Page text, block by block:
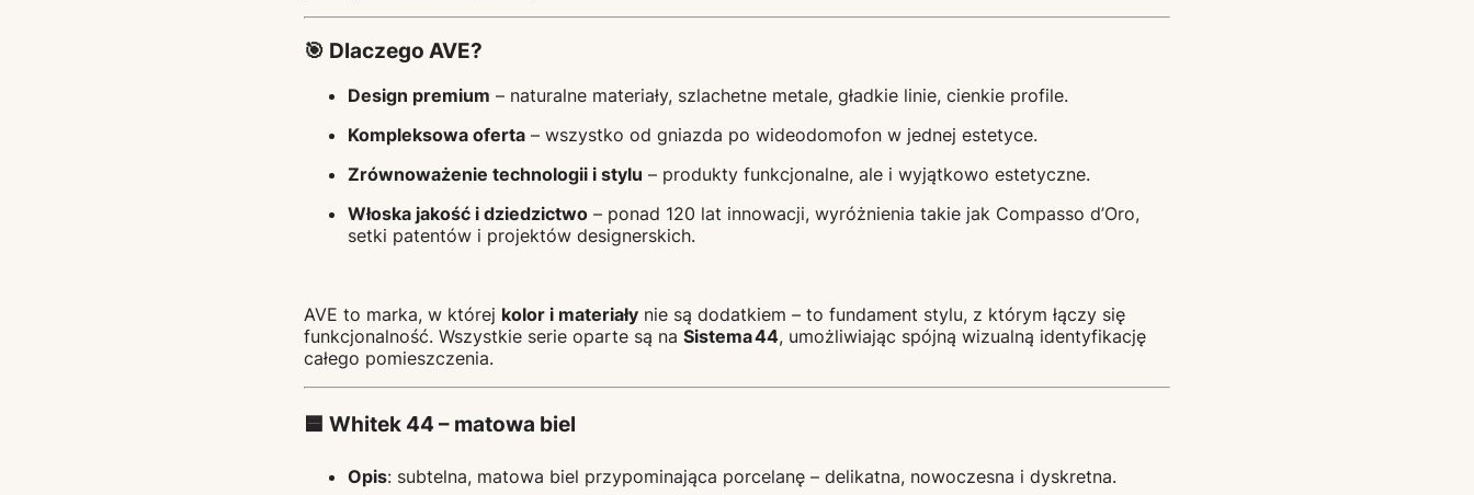
🎯 Dlaczego AVE?
Design premium – naturalne materiały, szlachetne metale, gładkie linie, cienkie profile.
Kompleksowa oferta – wszystko od gniazda po wideodomofon w jednej estetyce.
Zrównoważenie technologii i stylu – produkty funkcjonalne, ale i wyjątkowo estetyczne.
Włoska jakość i dziedzictwo – ponad 120 lat innowacji, wyróżnienia takie jak Compasso d’Oro,
setki patentów i projektów designerskich.
AVE to marka, w której kolor i materiały nie są dodatkiem – to fundament stylu, z którym łączy się
funkcjonalność. Wszystkie serie oparte są naSistema 44, umożliwiając spójną wizualną identyfikację
całego pomieszczenia.
🟦 Whitek 44 – matowa biel
Opis: subtelna, matowa biel przypominająca porcelanę – delikatna, nowoczesna i dyskretna.